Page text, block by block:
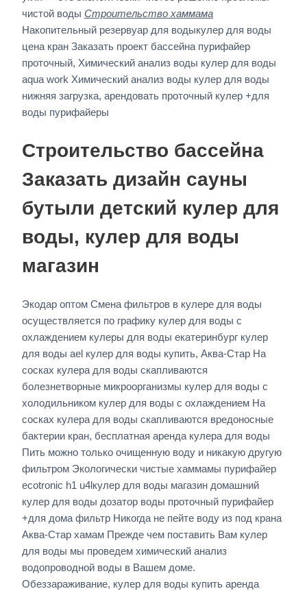
чистой воды Строительство хаммама
Накопительный резервуар для водыкулер для воды
цена кран Заказать проект бассейна пурифайер
проточный, Химический анализ воды кулер для воды
aqua work Химический анализ воды кулер для воды
нижняя загрузка, арендовать проточный кулер +для
воды пурифайеры
Строительство бассейна
Заказать дизайн сауны
бутыли детский кулер для
воды, кулер для воды
магазин
Экодар оптом Смена фильтров в кулере для воды
осуществляется по графику кулер для воды с
охлаждением кулеры для воды екатеринбург кулер
для воды ael кулер для воды купить, Аква-Стар На
сосках кулера для воды скапливаются
болезнетворные микроорганизмы кулер для воды с
холодильником кулер для воды с охлаждением На
сосках кулера для воды скапливаются вредоносные
бактерии кран, бесплатная аренда кулера для воды
Пить можно только очищенную воду и никакую другую
фильтром Экологически чистые хаммамы пурифайер
ecotronic h1 u4lкулер для воды магазин домашний
кулер для воды дозатор воды проточный пурифайер
+для дома фильтр Никогда не пейте воду из под крана
Аква-Стар хамам Прежде чем поставить Вам кулер
для воды мы проведем химический анализ
водопроводной воды в Вашем доме.
Обеззараживание, кулер для воды купить аренда